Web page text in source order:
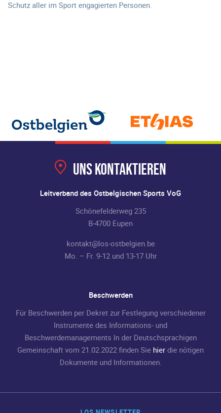
Schutz aller im Sport engagierten Personen.
Uns kontaktieren
Leitverband des Ostbelgischen Sports VoG
Schönefelderweg 235
B-4700 Eupen
kontakt@los-ostbelgien.be
Mo. – Fr. 9-12 und 13-17 Uhr
Beschwerden
Für Beschwerden per Dekret zur Festlegung verschiedener
Instrumente des Informations- und
Beschwerdemanagements In der Deutschsprachigen
Gemeinschaft vom 21.02.2022 finden Sie hier die nötigen
Dokumente und Informationen.